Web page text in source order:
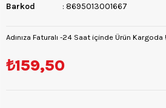
Barkod
: 8695013001667
Adınıza Faturalı -24 Saat içinde Ürün Kargoda !
₺159,50